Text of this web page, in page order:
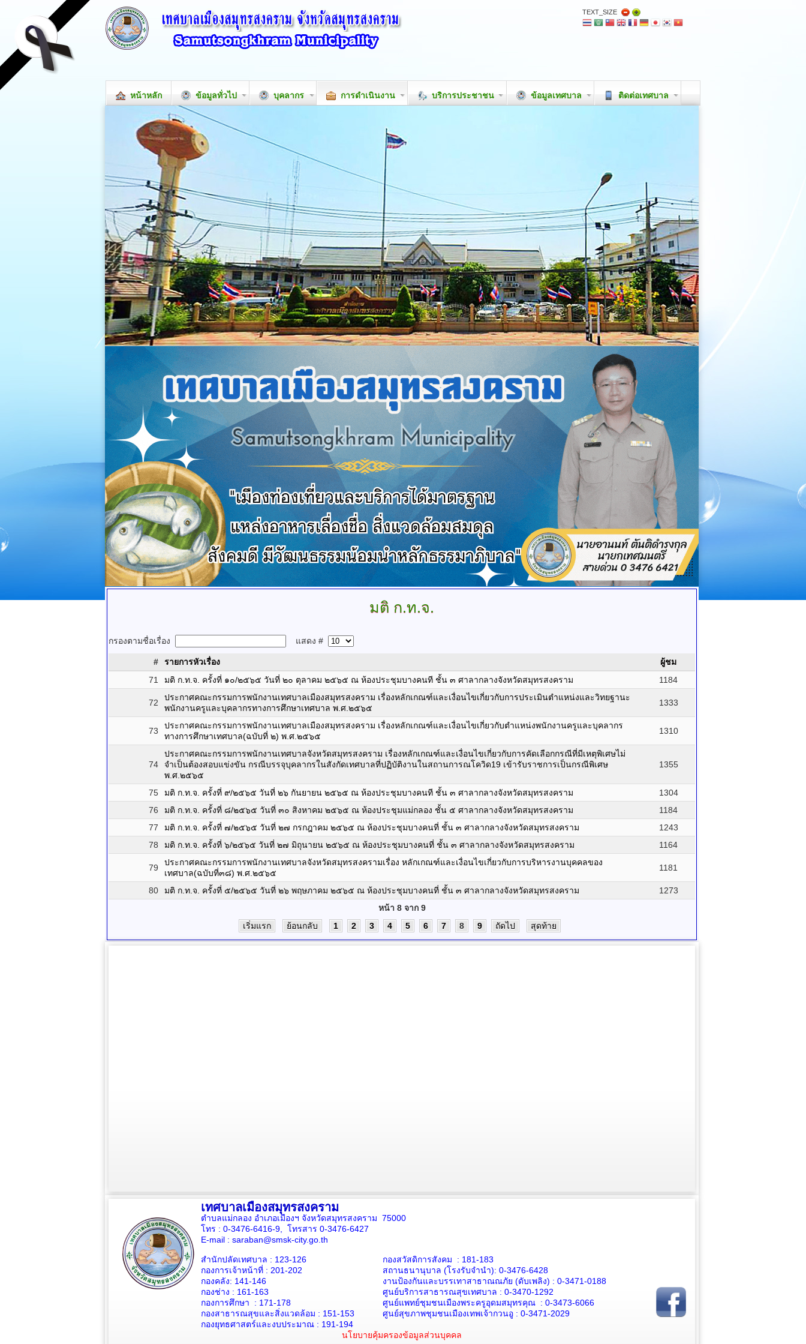
TEXT_SIZE
หน้าหลัก ข้อมูลทั่วไป บุคลากร การดำเนินงาน บริการประชาชน ข้อมูลเทศบาล ติดต่อเทศบาล
มติ ก.ท.จ.
กรองตามชื่อเรื่อง แสดง #
# รายการหัวเรื่อง
ผู้ชม
71
มติ ก.ท.จ. ครั้งที่ ๑๐/๒๕๖๕ วันที่ ๒๐ ตุลาคม ๒๕๖๕ ณ ห้องประชุมบางคนที ชั้น ๓ ศาลากลางจังหวัดสมุทรสงคราม 1184
72
ประกาศคณะกรรมการพนักงานเทศบาลเมืองสมุทรสงคราม เรื่องหลักเกณฑ์และเงื่อนไขเกี่ยวกับการประเมินตำแหน่งและวิทยฐานะ
พนักงานครูและบุคลากรทางการศึกษาเทศบาล พ.ศ.๒๕๖๕
1333
73
ประกาศคณะกรรมการพนักงานเทศบาลเมืองสมุทรสงคราม เรื่องหลักเกณฑ์และเงื่อนไขเกี่ยวกับตำแหน่งพนักงานครูและบุคลากร
ทางการศึกษาเทศบาล(ฉบับที่ ๒) พ.ศ.๒๕๖๕
1310
74
ประกาศคณะกรรมการพนักงานเทศบาลจังหวัดสมุทรสงคราม เรื่องหลักเกณฑ์และเงื่อนไขเกี่ยวกับการคัดเลือกกรณีที่มีเหตุพิเศษไม่
จำเป็นต้องสอบแข่งขัน กรณีบรรจุบุคลากรในสังกัดเทศบาลที่ปฏิบัติงานในสถานการณโควิด19 เข้ารับราชการเป็นกรณีพิเศษ
พ.ศ.๒๕๖๕
1355
75 มติ ก.ท.จ. ครั้งที่ ๙/๒๕๖๕ วันที่ ๒๖ กันยายน ๒๕๖๕ ณ ห้องประชุมบางคนที ชั้น ๓ ศาลากลางจังหวัดสมุทรสงคราม
1304
76
มติ ก.ท.จ. ครั้งที่ ๘/๒๕๖๕ วันที่ ๓๐ สิงหาคม ๒๕๖๕ ณ ห้องประชุมแม่กลอง ชั้น ๕ ศาลากลางจังหวัดสมุทรสงคราม
1184
77
มติ ก.ท.จ. ครั้งที่ ๗/๒๕๖๕ วันที่ ๒๗ กรกฎาคม ๒๕๖๕ ณ ห้องประชุมบางคนที่ ชั้น ๓ ศาลากลางจังหวัดสมุทรสงคราม
1243
78
มติ ก.ท.จ. ครั้งที่ ๖/๒๕๖๕ วันที่ ๒๗ มิถุนายน ๒๕๖๕ ณ ห้องประชุมบางคนที่ ชั้น ๓ ศาลากลางจังหวัดสมุทรสงคราม 1164
79
ประกาศคณะกรรมการพนักงานเทศบาลจังหวัดสมุทรสงครามเรื่อง หลักเกณฑ์และเงื่อนไขเกี่ยวกับการบริหารงานบุคคลของ
เทศบาล(ฉบับที่๓๘) พ.ศ.๒๕๖๕
1181
80 มติ ก.ท.จ. ครั้งที่ ๕/๒๕๖๕ วันที่ ๒๖ พฤษภาคม ๒๕๖๕ ณ ห้องประชุมบางคนที่ ชั้น ๓ ศาลากลางจังหวัดสมุทรสงคราม
1273
หน้า 8 จาก 9
เริ่มแรก
ย้อนกลับ 1 2 3 4 5 6 7 8 9 ถัดไป สุดท้าย
เทศบาลเมืองสมุทรสงคราม
ตำบลแม่กลอง อำเภอเมืองฯ จังหวัดสมุทรสงคราม 75000
โทร : 0-3476-6416-9, โทรสาร 0-3476-6427
E-mail : saraban@smsk-city.go.th
สำนักปลัดเทศบาล : 123-126
กองการเจ้าหน้าที่ : 201-202
กองคลัง: 141-146
กองช่าง : 161-163
กองการศึกษา : 171-178
กองสาธารณสุขและสิ่งแวดล้อม : 151-153
กองยุทธศาสตร์และงบประมาณ : 191-194
กองสวัสดิการสังคม : 181-183
สถานธนานุบาล (โรงรับจำนำ): 0-3476-6428
งานป้องกันและบรรเทาสาธาณณภัย (ดับเพลิง) : 0-3471-0188
ศูนย์บริการสาธารณสุขเทศบาล : 0-3470-1292
ศูนย์แพทย์ชุมชนเมืองพระครูอุดมสมุทรคุณ : 0-3473-6066
ศูนย์สุขภาพชุมชนเมืองเทพเจ้ากวนอู : 0-3471-2029
นโยบายคุ้มครองข้อมูลส่วนบุคคล